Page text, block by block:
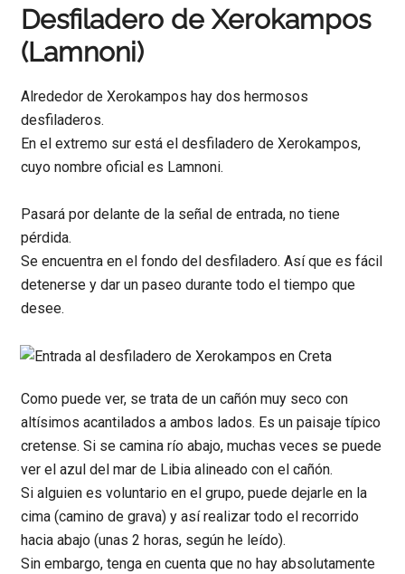
Desfiladero de Xerokampos
(Lamnoni)
Alrededor de Xerokampos hay dos hermosos
desfiladeros.
En el extremo sur está el desfiladero de Xerokampos,
cuyo nombre oficial es Lamnoni.
Pasará por delante de la señal de entrada, no tiene
pérdida.
Se encuentra en el fondo del desfiladero. Así que es fácil
detenerse y dar un paseo durante todo el tiempo que
desee.
Como puede ver, se trata de un cañón muy seco con
altísimos acantilados a ambos lados. Es un paisaje típico
cretense. Si se camina río abajo, muchas veces se puede
ver el azul del mar de Libia alineado con el cañón.
Si alguien es voluntario en el grupo, puede dejarle en la
cima (camino de grava) y así realizar todo el recorrido
hacia abajo (unas 2 horas, según he leído).
Sin embargo, tenga en cuenta que no hay absolutamente